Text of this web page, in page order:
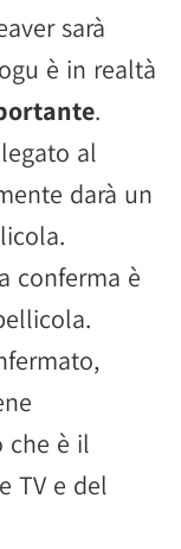
sarà
è in realtà
.
al
darà un
conferma è
che è il
TV e del